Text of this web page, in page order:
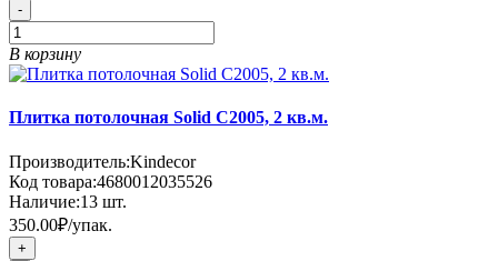
-
В корзину
Плитка потолочная Solid C2005, 2 кв.м.
Производитель:Kindecor
Код товара:4680012035526
Наличие:13 шт.
350.00₽/упак.
+